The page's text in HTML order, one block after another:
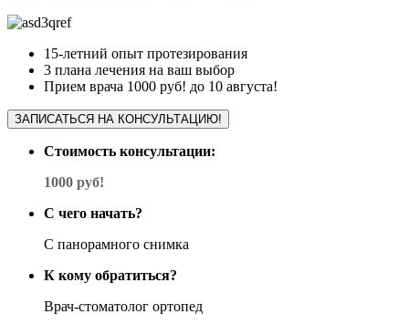
15-летний опыт протезирования
3 плана лечения на ваш выбор
Прием врача 1000 руб! до 10 августа!
ЗАПИСАТЬСЯ НА КОНСУЛЬТАЦИЮ!
Стоимость консультации:
1000 руб!
С чего начать?
С панорамного снимка
К кому обратиться?
Врач-стоматолог ортопед